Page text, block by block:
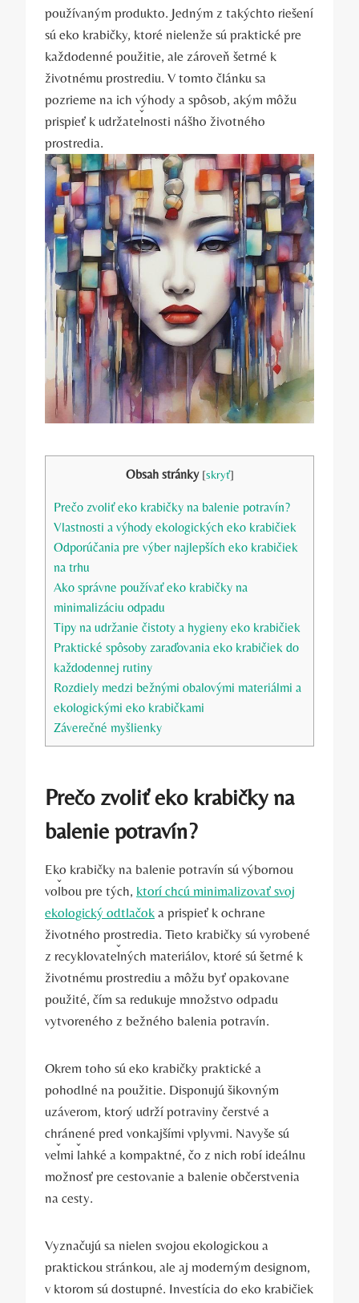
používaným produkto. Jedným z takýchto riešení
sú eko krabičky, ktoré nielenže sú praktické pre
každodenné použitie, ale zároveň šetrné k
životnému prostrediu. V tomto článku sa
pozrieme na ich výhody a spôsob, akým môžu
prispieť k udržateľnosti nášho životného
prostredia.
Obsah stránky [skryť]
Prečo zvoliť eko krabičky na balenie potravín?
Vlastnosti a výhody ekologických eko krabičiek
Odporúčania pre výber najlepších eko krabičiek
na trhu
Ako správne používať eko krabičky na
minimalizáciu odpadu
Tipy na udržanie čistoty a hygieny eko krabičiek
Praktické spôsoby zaraďovania eko krabičiek do
každodennej rutiny
Rozdiely medzi bežnými obalovými materiálmi a
ekologickými eko krabičkami
Záverečné myšlienky
Prečo zvoliť eko krabičky na
balenie potravín?
Eko krabičky na balenie potravín sú výbornou
voľbou pre tých, ktorí chcú minimalizovať svoj
ekologický odtlačok a prispieť k ochrane
životného prostredia. Tieto krabičky sú vyrobené
z recyklovateľných materiálov, ktoré sú šetrné k
životnému prostrediu a môžu byť opakovane
použité, čím sa redukuje množstvo odpadu
vytvoreného z bežného balenia potravín.
Okrem toho sú eko krabičky praktické a
pohodlné na použitie. Disponujú šikovným
uzáverom, ktorý udrží potraviny čerstvé a
chránené pred vonkajšími vplyvmi. Navyše sú
veľmi ľahké a kompaktné, čo z nich robí ideálnu
možnosť pre cestovanie a balenie občerstvenia
na cesty.
Vyznačujú sa nielen svojou ekologickou a
praktickou stránkou, ale aj moderným designom,
v ktorom sú dostupné. Investícia do eko krabičiek